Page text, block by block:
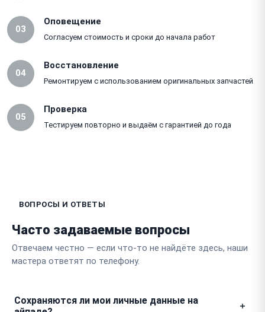
03
Оповещение
Согласуем стоимость и сроки до начала работ
04
Восстановление
Ремонтируем с использованием оригинальных запчастей
05
Проверка
Тестируем повторно и выдаём с гарантией до года
ВОПРОСЫ И ОТВЕТЫ
Часто задаваемые вопросы
Отвечаем честно — если что-то не найдёте здесь, наши
мастера ответят по телефону.
Сохраняются ли мои личные данные на